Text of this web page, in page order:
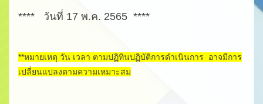
**** วันที่ 17 พ.ค. 2565 ****
**หมายเหตุ วัน เวลา ตามปฏิทินปฏิบัติการดำเนินการ อาจมีการ
เปลี่ยนแปลงตามความเหมาะสม